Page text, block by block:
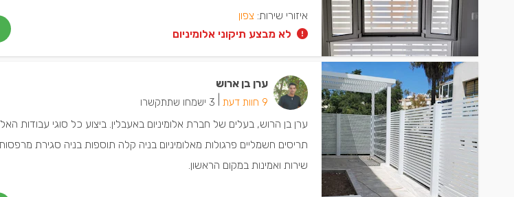
איזורי שירות: צפון
לא מבצע תיקוני אלומיניום
ערן בן ארוש
9 חוות דעת 3 ישמחו שתתקשרו
ערן בן הרוש, בעלים של חברת אלומיניום באעבלין. ביצוע כל סוגי עבודות
תריסים חשמליים פרגולות מאלומיניום בניה קלה תוספות בניה סגירת
שירות ואמינות במקום הראשון.